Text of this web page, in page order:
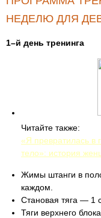
НЕДЕЛЮ ДЛЯ
1–й день тренинга
Читайте также:
«Я превратилась в
тело»: история
Жимы штанги в
каждом.
Становая тяга — 1
Тяги верхнего